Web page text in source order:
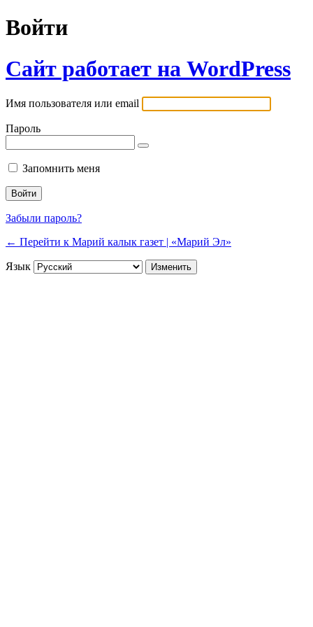
Войти
Сайт работает на WordPress
Имя пользователя или email
Пароль
Запомнить меня
Забыли пароль?
← Перейти к Марий калык газет | «Марий Эл»
Язык